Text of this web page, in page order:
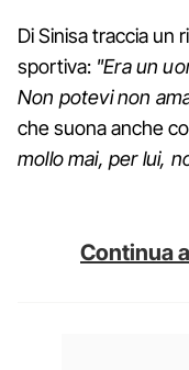
Di Sinisa traccia un
sportiva: "Era un
Non potevi non
che suona anche
mollo mai, per lui,
Continua